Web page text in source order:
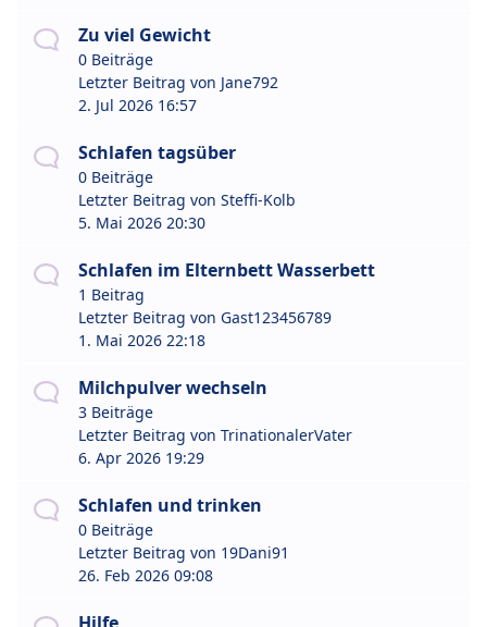
Zu viel Gewicht
0 Beiträge
Letzter Beitrag von Jane792
2. Jul 2026 16:57
Schlafen tagsüber
0 Beiträge
Letzter Beitrag von Steffi-Kolb
5. Mai 2026 20:30
Schlafen im Elternbett Wasserbett
1 Beitrag
Letzter Beitrag von Gast123456789
1. Mai 2026 22:18
Milchpulver wechseln
3 Beiträge
Letzter Beitrag von TrinationalerVater
6. Apr 2026 19:29
Schlafen und trinken
0 Beiträge
Letzter Beitrag von 19Dani91
26. Feb 2026 09:08